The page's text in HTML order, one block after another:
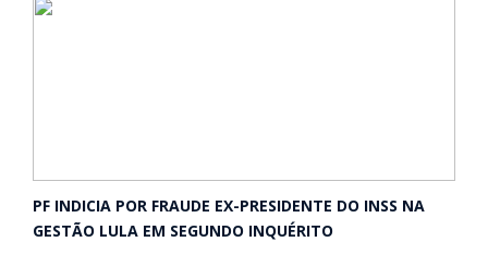
PF INDICIA POR FRAUDE EX-PRESIDENTE DO INSS NA
GESTÃO LULA EM SEGUNDO INQUÉRITO